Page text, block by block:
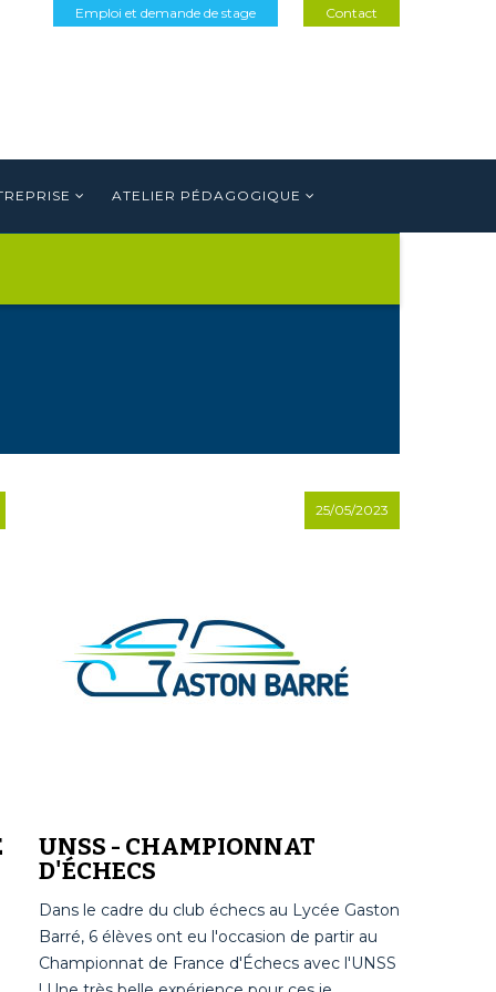
Contact
Emploi et demande de stage
ATELIER PÉDAGOGIQUE
25/05/2023
UNSS - CHAMPIONNAT
D'ÉCHECS
Dans le cadre du club échecs au Lycée Gaston
Barré, 6 élèves ont eu l'occasion de partir au
Championnat de France d'Échecs avec l'UNSS